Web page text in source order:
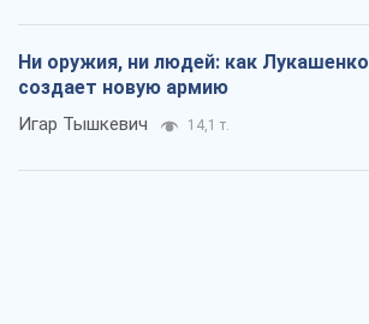
Ни оружия, ни людей: как Лукашенко
создает новую армию
Игар Тышкевич 14,1 т.